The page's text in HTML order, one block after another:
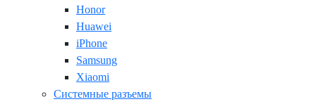
Honor
Huawei
iPhone
Samsung
Xiaomi
Системные разъемы